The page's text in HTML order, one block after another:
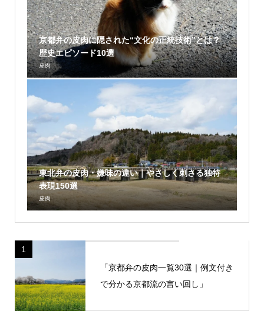
京都弁の皮肉に隠された“文化の正統技術”とは？
歴史エピソード10選
皮肉
東北弁の皮肉・嫌味の違い｜やさしく刺さる独特
表現150選
皮肉
1
「京都弁の皮肉一覧30選｜例文付き
で分かる京都流の言い回し」